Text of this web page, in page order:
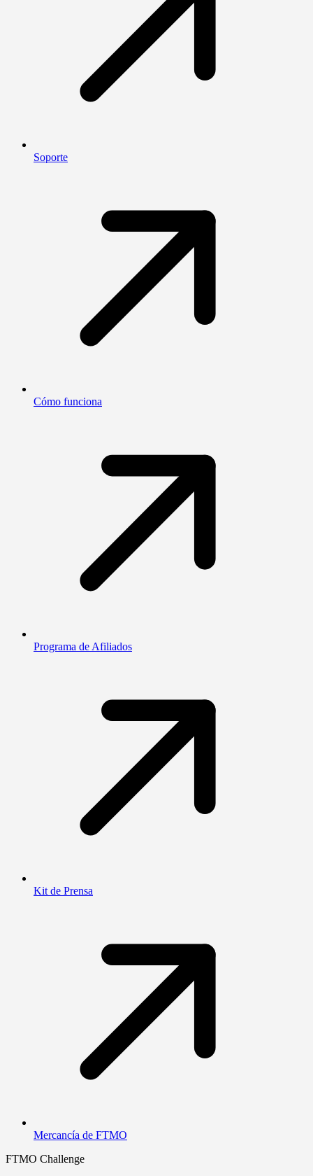
Soporte
Cómo funciona
Programa de Afiliados
Kit de Prensa
Mercancía de FTMO
FTMO Challenge